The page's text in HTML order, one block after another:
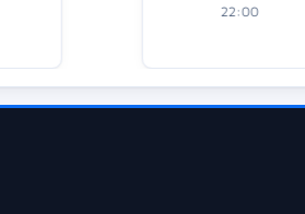
22:00